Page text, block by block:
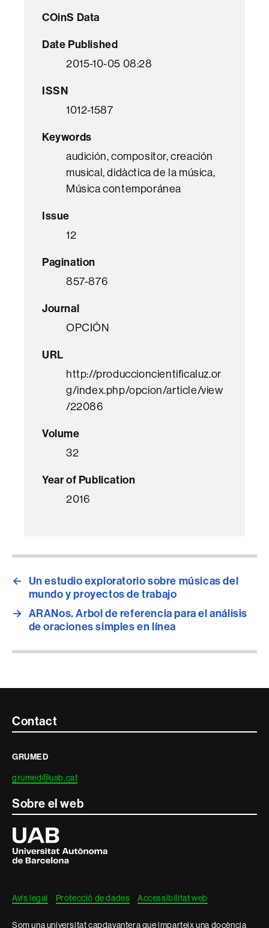
COinS Data
Date Published
2015-10-05 08:28
ISSN
1012-1587
Keywords
audición, compositor, creación
musical, didàctica de la música,
Música contemporánea
Issue
12
Pagination
857-876
Journal
OPCIÓN
URL
http://produccioncientificaluz.or
g/index.php/opcion/article/view
/22086
Volume
32
Year of Publication
2016
← Un estudio exploratorio sobre músicas del
mundo y proyectos de trabajo
→ ARANos. Arbol de referencia para el análisis
de oraciones simples en línea
Contacte
informació
legal
Contact
GRUMED
grumed@uab.cat
Sobre el web
Universitat
Autònoma
de
Barcelona
Avís legal Protecció de dades Accessibilitat web
Som una universitat capdavantera que imparteix una docència